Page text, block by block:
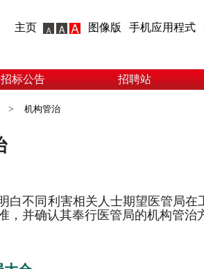
主页 图像版 手机应用程式
招标公告 招聘站
> 机构管治